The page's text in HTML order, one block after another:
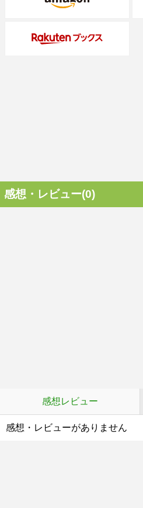
感想・レビュー(0)
感想レビュー
感想・レビューがありません